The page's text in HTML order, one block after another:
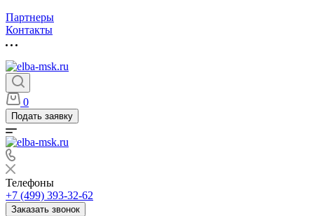
Партнеры
Контакты
0
Подать заявку
Телефоны
+7 (499) 393-32-62
Заказать звонок